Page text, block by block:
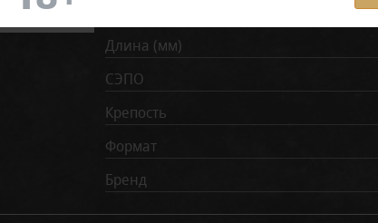
Длина (мм)
СЭПО
Крепость
Формат
Бренд